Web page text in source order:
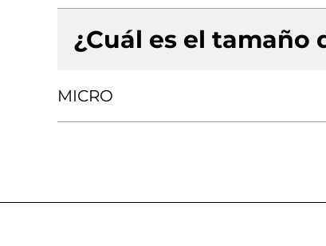
¿Cuál es el tamaño
MICRO